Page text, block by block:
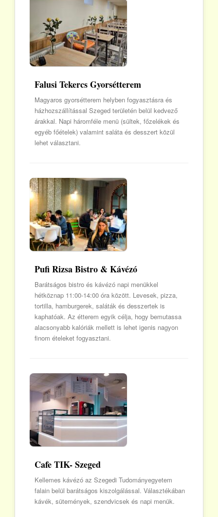
Falusi Tekercs Gyorsétterem
Magyaros gyorsétterem helyben fogyasztásra és
házhozszállítással Szeged területén belül kedvező
árakkal. Napi háromféle menü (sültek, főzelékek és
egyéb főételek) valamint saláta és desszert közül
lehet választani.
Pufi Rizsa Bistro & Kávézó
Barátságos bistro és kávézó napi menükkel
hétköznap 11:00-14:00 óra között. Levesek, pizza,
tortilla, hamburgerek, saláták és desszertek is
kaphatóak. Az étterem egyik célja, hogy bemutassa
alacsonyabb kalóriák mellett is lehet igenis nagyon
finom ételeket fogyasztani.
Cafe TIK- Szeged
Kellemes kávézó az Szegedi Tudományegyetem
falain belül barátságos kiszolgálással. Választékában
kávék, sütemények, szendvicsek és napi menük.